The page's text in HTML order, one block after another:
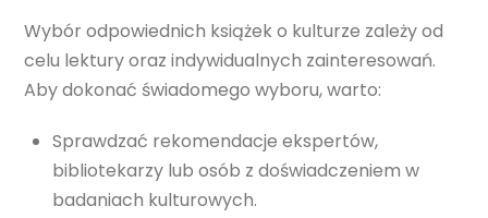
Wybór odpowiednich książek o kulturze zależy od
celu lektury oraz indywidualnych zainteresowań.
Aby dokonać świadomego wyboru, warto:
Sprawdzać rekomendacje ekspertów,
bibliotekarzy lub osób z doświadczeniem w
badaniach kulturowych.